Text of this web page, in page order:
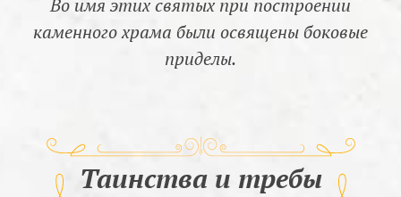
каменного храма были освящены боковые
приделы.
Таинства и требы